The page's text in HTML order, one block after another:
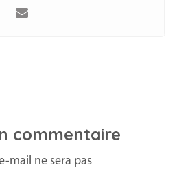
commentaire
mail ne sera pas